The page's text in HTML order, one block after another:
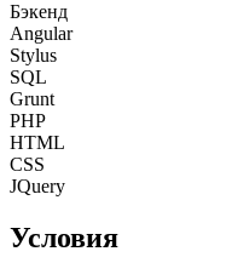
Бэкенд
Angular
Stylus
SQL
Grunt
PHP
HTML
CSS
JQuery
Условия